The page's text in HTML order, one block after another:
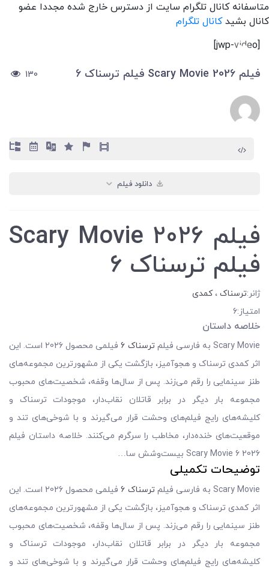
متاسفانه کانال تلگرام سایت از دسترس خارج شده مجددا عضو
کانال بشیدکانال تلگرام
[jwp-video]
فیلم Scary Movie 2026 فیلم ترسناک 6 130
دانلود فیلم
فیلم Scary Movie 2026
فیلم ترسناک 6
ژانر:ترسناک ، کمدی
امتیاز:6
خلاصه داستان
Scary Movie به فارسی فیلم ترسناک 6
فیلمی محصول 2026 است. این
اثر کمدی ترسناک و هجوآمیز، بازگشت یکی از مشهورترین مجموعه‌های
طنز سینمایی را رقم می‌زند. پس از سال‌ها وقفه، شخصیت‌های محبوب
مجموعه بار دیگر در برابر قاتلان نقاب‌دار، موجودات ترسناک و
کلیشه‌های رایج فیلم‌های وحشت قرار می‌گیرند و با شوخی‌های تند و
موقعیت‌های خنده‌دار، مخاطب را سرگرم می‌کنند. خلاصه داستان فیلم
Scary Movie 6 2026 بیست‌وشش سا…
توضیحات تکمیلی
Scary Movie به فارسی فیلم ترسناک 6
فیلمی محصول 2026 است. این
اثر کمدی ترسناک و هجوآمیز، بازگشت یکی از مشهورترین مجموعه‌های
طنز سینمایی را رقم می‌زند. پس از سال‌ها وقفه، شخصیت‌های محبوب
مجموعه بار دیگر در برابر قاتلان نقاب‌دار، موجودات ترسناک و
کلیشه‌های رایج فیلم‌های وحشت قرار می‌گیرند و با شوخی‌های تند و